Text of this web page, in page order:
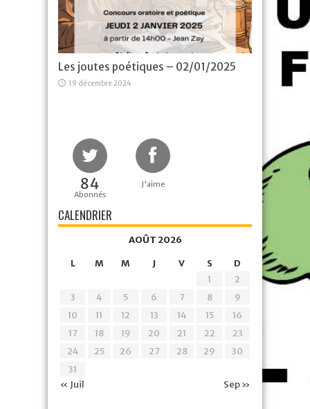
Les joutes poétiques – 02/01/2025
19 décembre 2024
84
Abonnés
J'aime
CALENDRIER
AOÛT 2026
L
M M J V S
D
1
2
3
4 5 6 7 8
9
10
11 12 13 14 15
16
17
18 19 20 21 22
23
24
25 26 27 28 29
30
31
« Juil
Sep »